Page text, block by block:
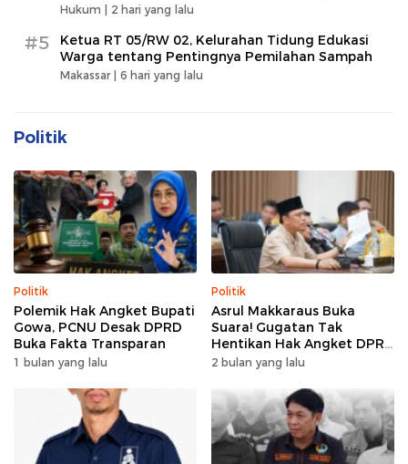
Hukum | 2 hari yang lalu
#5
Ketua RT 05/RW 02, Kelurahan Tidung Edukasi
Warga tentang Pentingnya Pemilahan Sampah
Makassar | 6 hari yang lalu
Politik
Politik
Polemik Hak Angket Bupati
Gowa, PCNU Desak DPRD
Buka Fakta Transparan
1 bulan yang lalu
Politik
Asrul Makkaraus Buka
Suara! Gugatan Tak
Hentikan Hak Angket DPRD
Gowa
2 bulan yang lalu